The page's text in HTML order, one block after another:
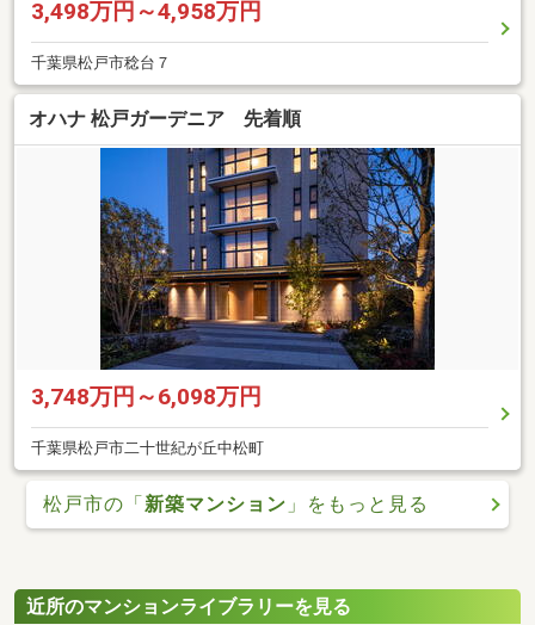
3,498万円～4,958万円
千葉県松戸市稔台７
オハナ 松戸ガーデニア 先着順
3,748万円～6,098万円
千葉県松戸市二十世紀が丘中松町
松戸市の「新築マンション 」をもっと見る
近所のマンションライブラリーを見る